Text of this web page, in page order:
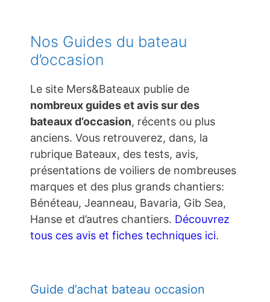
Nos Guides du bateau
d’occasion
Le site Mers&Bateaux publie de
nombreux guides et avis sur des
bateaux d’occasion, récents ou plus
anciens. Vous retrouverez, dans, la
rubrique Bateaux, des tests, avis,
présentations de voiliers de nombreuses
marques et des plus grands chantiers:
Bénéteau, Jeanneau, Bavaria, Gib Sea,
Hanse et d’autres chantiers. Découvrez
tous ces avis et fiches techniques ici.
Guide d’achat bateau occasion